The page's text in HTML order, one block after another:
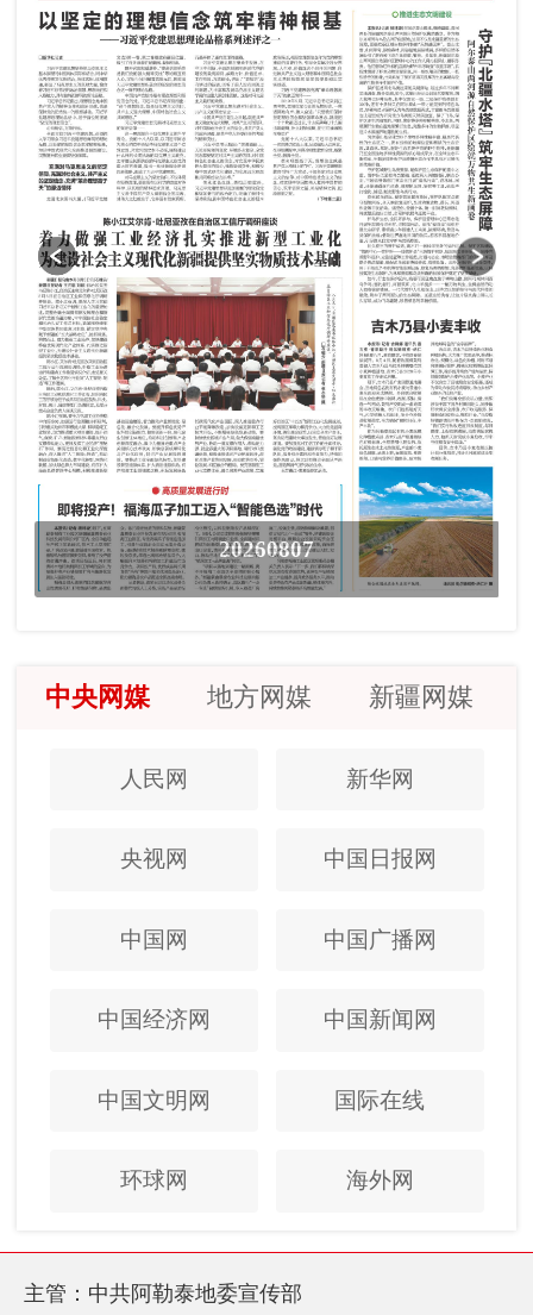
20260807
中央网媒 地方网媒 新疆网媒
人民网 新华网
央视网 中国日报网
中国网 中国广播网
中国经济网 中国新闻网
中国文明网 国际在线
环球网 海外网
主管：中共阿勒泰地委宣传部